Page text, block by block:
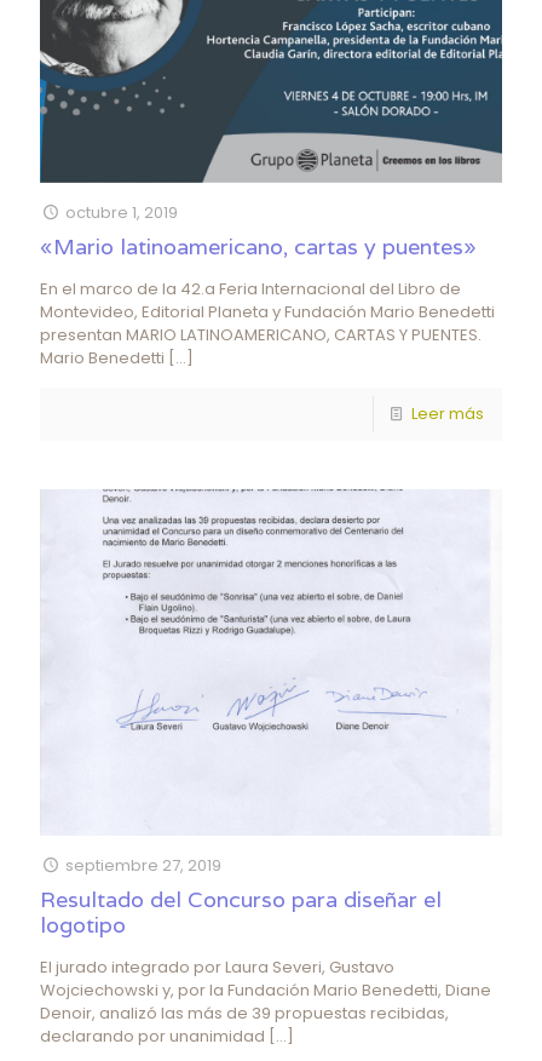
octubre 1, 2019
«Mario latinoamericano, cartas y puentes»
En el marco de la 42.a Feria Internacional del Libro de
Montevideo, Editorial Planeta y Fundación Mario Benedetti
presentan MARIO LATINOAMERICANO, CARTAS Y PUENTES.
Mario Benedetti […]
Leer más
septiembre 27, 2019
Resultado del Concurso para diseñar el
logotipo
El jurado integrado por Laura Severi, Gustavo
Wojciechowski y, por la Fundación Mario Benedetti, Diane
Denoir, analizó las más de 39 propuestas recibidas,
declarando por unanimidad […]